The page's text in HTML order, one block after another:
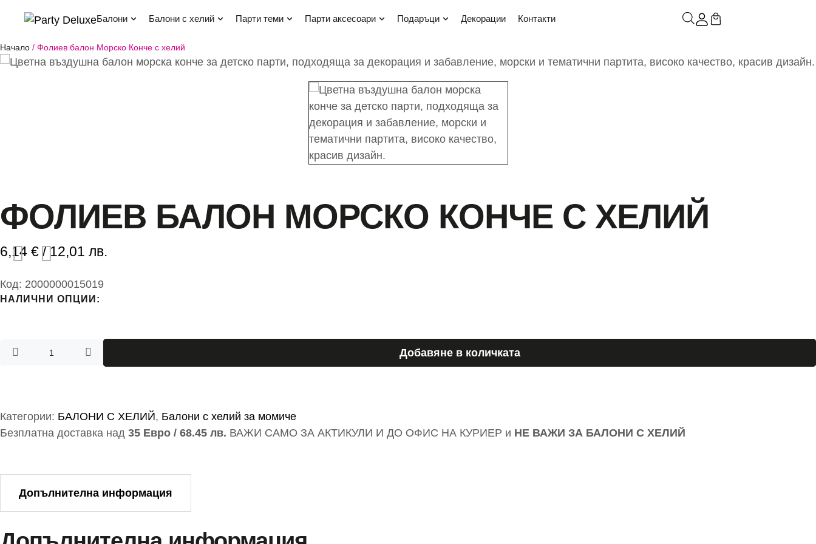
балони балони с хелий парти теми парти аксесоари подаръци декорации контакти
Начало / Фолиев балон Морско Конче с хелий
ФОЛИЕВ БАЛОН МОРСКО КОНЧЕ С ХЕЛИЙ
6,14 € / 12,01 лв.
Код: 2000000015019
НАЛИЧНИ ОПЦИИ:
Добавяне в количката
Категории: БАЛОНИ С ХЕЛИЙ, Балони с хелий за момиче
Безплатна доставка над 35 Евро / 68.45 лв. ВАЖИ САМО ЗА АКТИКУЛИ И ДО ОФИС НА КУРИЕР и НЕ ВАЖИ ЗА БАЛОНИ С ХЕЛИЙ
Допълнителна информация